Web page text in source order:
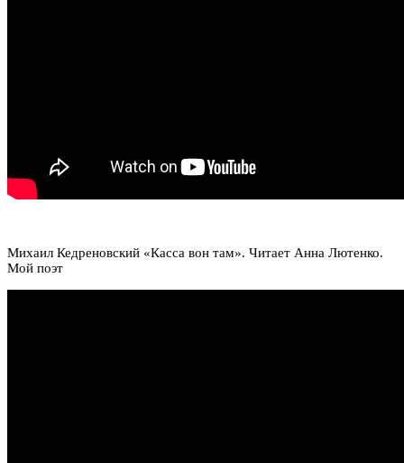
Михаил Кедреновский «Касса вон там». Читает Анна Лютенко.
Мой поэт